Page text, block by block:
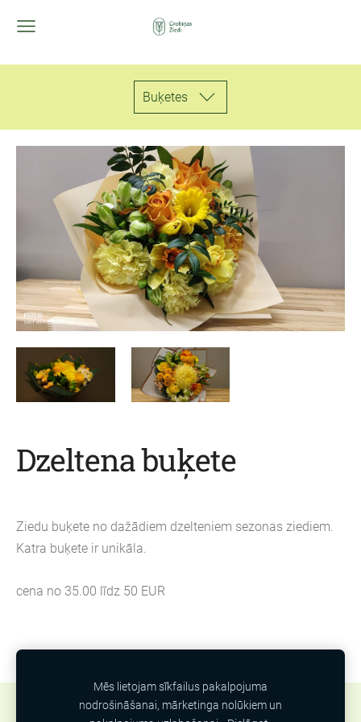
Buķetes
Dzeltena buķete
Ziedu buķete no dažādiem dzelteniem sezonas ziediem.
Katra buķete ir unikāla.
cena no 35.00 līdz 50 EUR
Sīkdatnes
Mēs lietojam sīkfailus pakalpojuma
nodrošināšanai, mārketinga nolūkiem un